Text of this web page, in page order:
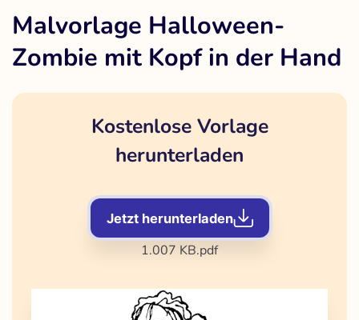
Malvorlage Halloween-
Zombie mit Kopf in der Hand
Kostenlose Vorlage
herunterladen
Jetzt herunterladen
1.007 KB.pdf